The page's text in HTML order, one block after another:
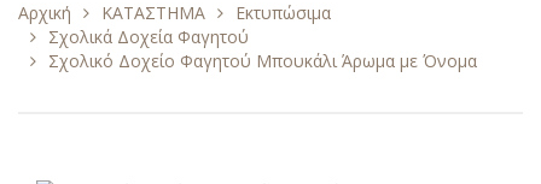
Αρχική ΚΑΤΑΣΤΗΜΑ
Εκτυπώσιμα
Σχολικά Δοχεία Φαγητού
Σχολικό Δοχείο Φαγητού Μπουκάλι Άρωμα με Όνομα